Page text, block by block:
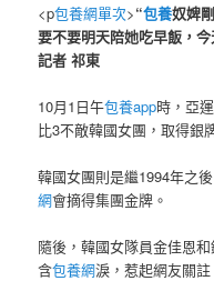
<p包養網單次>“包養奴婢
要不要明天陪她吃早飯，
記者 祁東
10月1日午包養app時，亞
比3不敵韓國女團，取得銀
韓國女團則是繼1994年之
網會摘得集團金牌。
隨後，韓國女隊員金佳恩
含包養網淚，惹起網友關